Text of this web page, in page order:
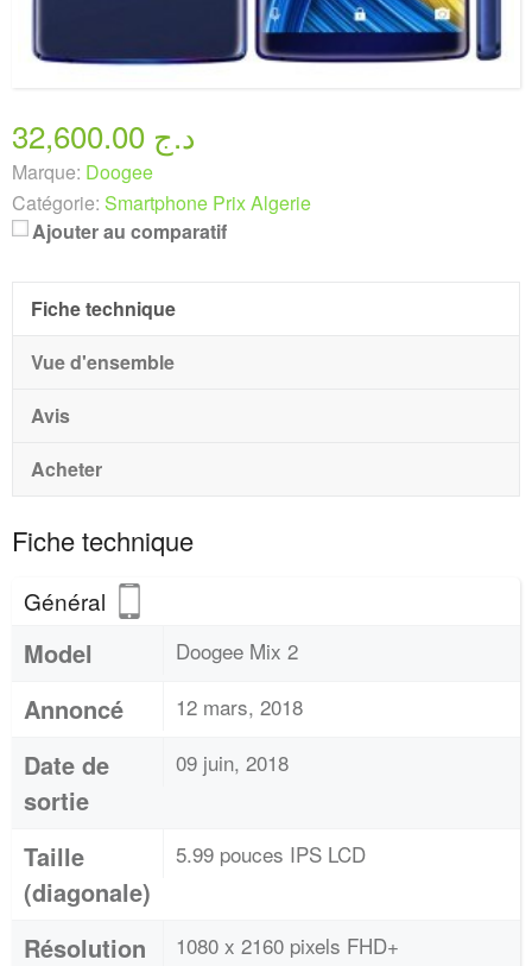
32,600.00 د.ج
Marque: Doogee
Catégorie: Smartphone Prix Algerie
Ajouter au comparatif
Fiche technique
Vue d'ensemble
Avis
Acheter
Fiche technique
Général
Model Doogee Mix 2
Annoncé 12 mars, 2018
Date de
sortie
09 juin, 2018
Taille
(diagonale)
5.99 pouces IPS LCD
Résolution 1080 x 2160 pixels FHD+